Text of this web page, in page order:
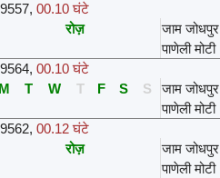
,00.10 घंटे
रोज़
जाम जोधपुर
पाणेली मोटी
,00.10 घंटे
M
T W T F S S जाम जोधपुर
पाणेली मोटी
,00.12 घंटे
रोज़
जाम जोधपुर
पाणेली मोटी